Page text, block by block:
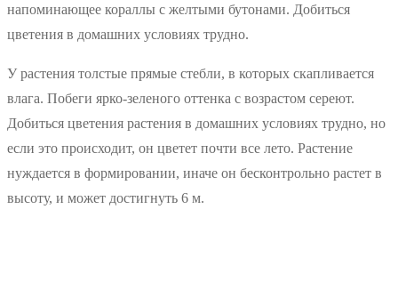
напоминающее кораллы с желтыми бутонами. Добиться
цветения в домашних условиях трудно.
У растения толстые прямые стебли, в которых скапливается
влага. Побеги ярко-зеленого оттенка с возрастом сереют.
Добиться цветения растения в домашних условиях трудно, но
если это происходит, он цветет почти все лето. Растение
нуждается в формировании, иначе он бесконтрольно растет в
высоту, и может достигнуть 6 м.